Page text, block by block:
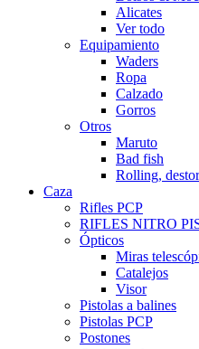
Alicates
Ver todo
Equipamiento
Waders
Ropa
Calzado
Gorros
Otros
Maruto
Bad fish
Rolling,
Caza
Rifles PCP
RIFLES NITRO
Ópticos
Miras
Catalejos
Visor
Pistolas a balines
Pistolas PCP
Postones